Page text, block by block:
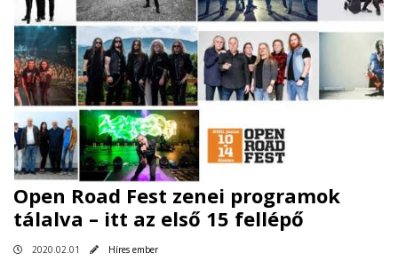
Open Road Fest zenei programok
tálalva – itt az első 15 fellépő
2020.02.01 Híres ember